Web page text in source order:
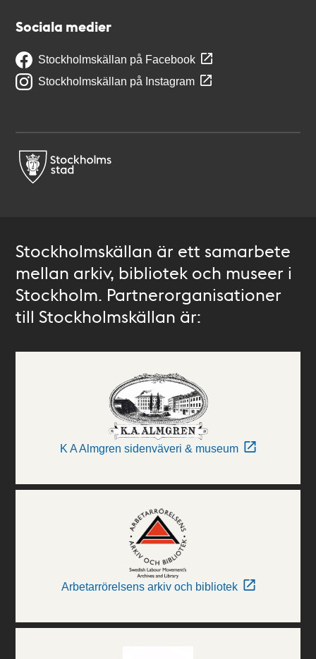
Sociala medier
Stockholmskällan på Facebook
Stockholmskällan på Instagram
Stockholmskällan är ett samarbete
mellan arkiv, bibliotek och museer i
Stockholm. Partnerorganisationer
till Stockholmskällan är:
K A Almgren sidenväveri & museum
Arbetarrörelsens arkiv och bibliotek